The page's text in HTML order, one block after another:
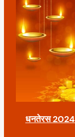
धनतेरस 2024